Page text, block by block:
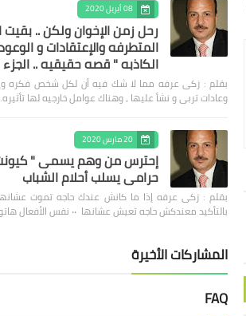
08 أبريل 2020
رحل زمن الإخوان ولكن .. بقيت
المتطرفه والإعتقادات و
الكاذبه " قصه حقيقيه .. الجزء
بقلم : زكى عرفه مما لا شك فيه أن لكل شخص فكره
وعادات تربى و نشأ عليها ، وهناك عوامل خارجيه لها
20 مارس 2020
حرامى يسلب أحلام الشباب
بالتأكيد معندكش حاجه تعيش عشانها ٠٠ نفس الأفعال هاتوص…
المشاركات الأخيرة
FAQ